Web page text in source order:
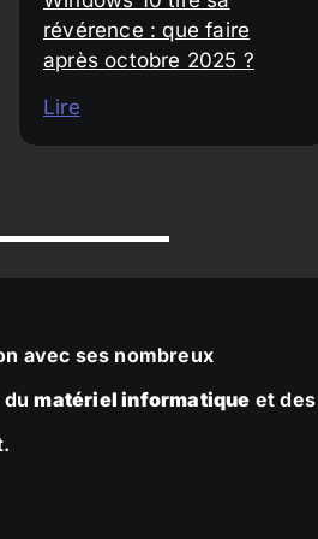
révérence : que faire
après octobre 2025 ?
Lire
avec ses nombreux
dumatériel informatique et des